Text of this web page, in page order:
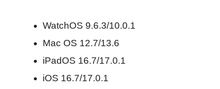
WatchOS 9.6.3/10.0.1
Mac OS 12.7/13.6
iPadOS 16.7/17.0.1
iOS 16.7/17.0.1